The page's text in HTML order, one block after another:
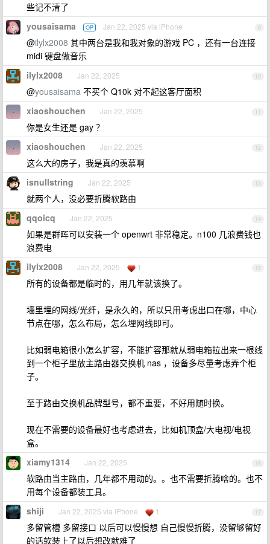
些记不清了
9
yousaisama OP Jan 22, 2025 via iPhone
@ilylx2008 其中两台是我和我对象的游戏 PC ，还有一台连接
midi 键盘做音乐
10
ilylx2008 Jan 22, 2025
@yousaisama 不买个 Q10k 对不起这客厅面积
11
xiaoshouchen Jan 22, 2025
你是女生还是 gay ？
12
xiaoshouchen Jan 22, 2025
这么大的房子，我是真的羡慕啊
13
isnullstring Jan 22, 2025
就两个人，没必要折腾软路由
14
qqoicq Jan 22, 2025
如果是群晖可以安装一个 openwrt 非常稳定。n100 几浪费钱也
浪费电
15
ilylx2008 Jan 22, 2025 1
所有的设备都是临时的，用几年就该换了。
墙里埋的网线/光纤，是永久的，所以只用考虑出口在哪，中心
节点在哪，怎么布局，怎么埋网线即可。
比如弱电箱很小怎么扩容，不能扩容那就从弱电箱拉出来一根线
到一个柜子里放主路由器交换机 nas ，设备多尽量考虑弄个柜
子。
至于路由交换机品牌型号，都不重要，不好用随时换。
现在不需要的设备最好也考虑进去，比如机顶盒/大电视/电视
盒。
16
xiamy1314 Jan 22, 2025
软路由当主路由，几年都不用动的。。也不需要折腾啥的。也不
用每个设备都装工具。
17
shiji Jan 22, 2025 via iPhone 1
多留管槽 多留接口 以后可以慢慢想 自己慢慢折腾，没留够留好
的话软装上了以后想改就难了